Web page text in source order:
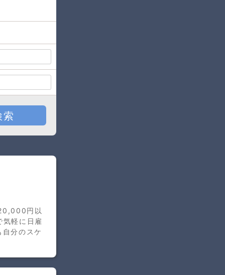
索
円以
軽に日雇
分のスケ